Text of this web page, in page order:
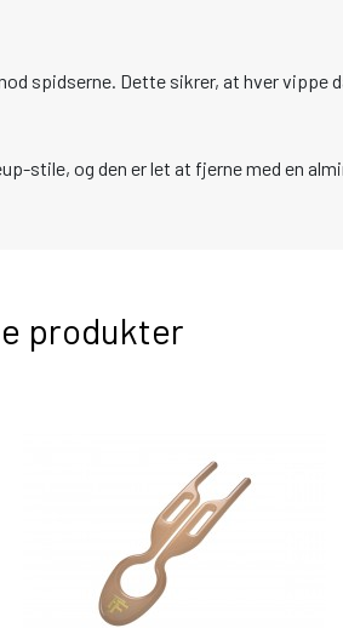
spidserne. Dette sikrer, at hver vippe
stile, og den er let at fjerne med en
produkter